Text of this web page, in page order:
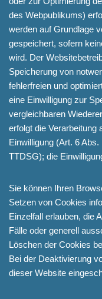
des Webpublikums)
werden auf Grundlage
gespeichert, sofern
wird. Der
Speicherung von
fehlerfreien und
eine Einwilligung zur
vergleichbaren
erfolgt die Verarbeitung
Einwilligung (Art. 6
TTDSG); die
Sie können Ihren
Setzen von Cookies
Einzelfall erlauben, die
Fälle oder generell
Löschen der Cookies
Bei der Deaktivierung
dieser Website